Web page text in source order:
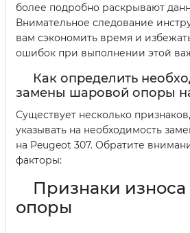
более подробно раскрывают
Внимательное следование
вам сэкономить время и
ошибок при выполнении этой
Как определить
замены шаровой опоры
Существует несколько
указывать на необходимость
на Peugeot 307. Обратите
факторы:
Признаки
опоры